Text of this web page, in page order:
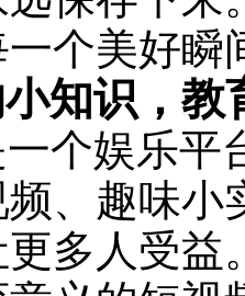
个美好瞬
知识，教
个娱乐平
、趣味小
多人受益